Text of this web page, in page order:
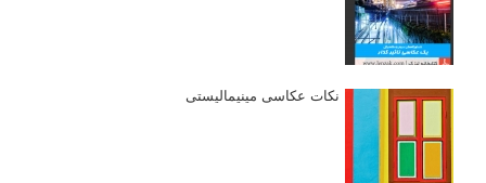
نکات عکاسی مینیمالیستی